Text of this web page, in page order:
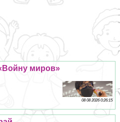
миров»
08 08 2026 0:26:15